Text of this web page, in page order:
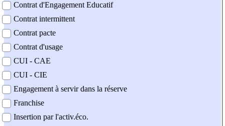
Contrat d'Engagement Educatif
Contrat intermittent
Contrat pacte
Contrat d'usage
CUI - CAE
CUI - CIE
Engagement à servir dans la réserve
Franchise
Insertion par l'activ.éco.